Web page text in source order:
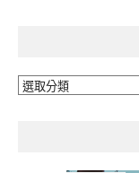
分